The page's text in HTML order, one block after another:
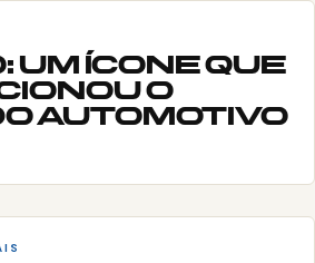
UM ÍCONE QUE
O
AUTOMOTIVO